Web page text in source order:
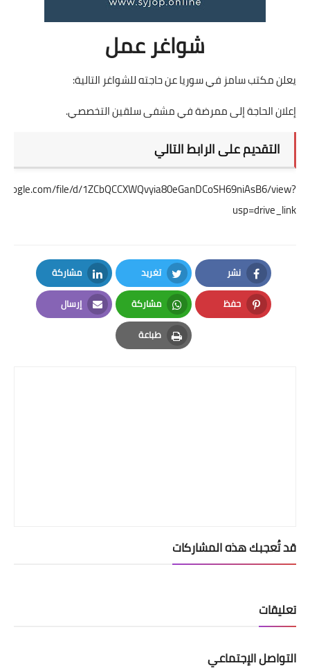
شواغر عمل
يعلن مكتب سامز في سوريا عن حاجته للشواغر التالية:
إعلان الحاجة إلى ممرضة في مشفى سلقين التخصصي.
التقديم على الرابط التالي
file/d/1ZCbQCCXWQvyia80eGanDCoSH69niAsB6/view?
usp=drive_link
نشر
Facebook
تغريد
Twitter
مشاركة
LinkedIn
حفظ
Pinterest
مشاركة
Whatsapp
إرسال
Email
طباعة
Print
قد تُعجبك هذه المشاركات
تعليقات
التواصل الإجتماعي